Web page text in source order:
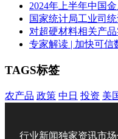
2024年上半年中国
国家统计局工业司
对超硬材料相关产
专家解读 | 加快可信
TAGS标签
农产品 政策 中日 投资 美
行业新闻独家资讯市